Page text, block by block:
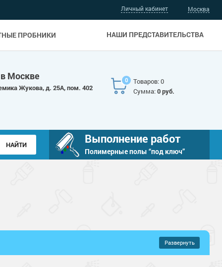
Личный кабинет
НАШИ ПРЕДСТАВИТЕЛЬСТВА
ПРОБНИКИ
Москва
Москве
Жукова, д. 25А, пом. 402
0
Товаров: 0
Сумма:0 руб.
Выполнение работ
Полимерные полы “под ключ”
Развернуть